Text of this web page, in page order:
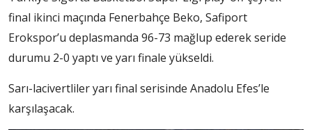
final ikinci maçında Fenerbahçe Beko, Safiport
Erokspor’u deplasmanda 96-73 mağlup ederek seride
durumu 2-0 yaptı ve yarı finale yükseldi.
Sarı-lacivertliler yarı final serisinde Anadolu Efes’le
karşılaşacak.